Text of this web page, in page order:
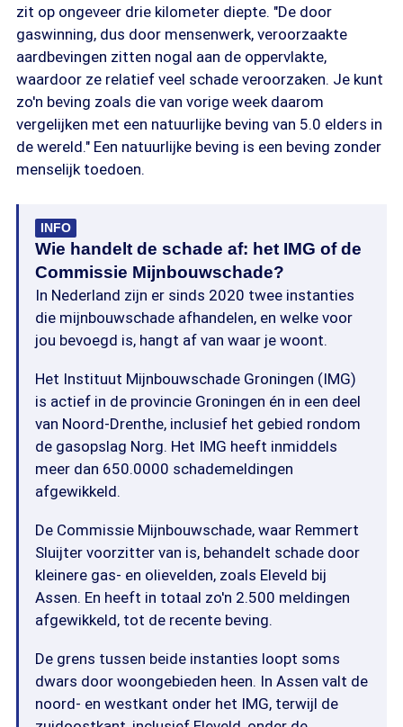
zit op ongeveer drie kilometer diepte. "De door
gaswinning, dus door mensenwerk, veroorzaakte
aardbevingen zitten nogal aan de oppervlakte,
waardoor ze relatief veel schade veroorzaken. Je kunt
zo'n beving zoals die van vorige week daarom
vergelijken met een natuurlijke beving van 5.0 elders in
de wereld." Een natuurlijke beving is een beving zonder
menselijk toedoen.
INFO
Wie handelt de schade af: het IMG of de
Commissie Mijnbouwschade?
In Nederland zijn er sinds 2020 twee instanties
die mijnbouwschade afhandelen, en welke voor
jou bevoegd is, hangt af van waar je woont.
Het Instituut Mijnbouwschade Groningen (IMG)
is actief in de provincie Groningen én in een deel
van Noord-Drenthe, inclusief het gebied rondom
de gasopslag Norg. Het IMG heeft inmiddels
meer dan 650.0000 schademeldingen
afgewikkeld.
De Commissie Mijnbouwschade, waar Remmert
Sluijter voorzitter van is, behandelt schade door
kleinere gas- en olievelden, zoals Eleveld bij
Assen. En heeft in totaal zo'n 2.500 meldingen
afgewikkeld, tot de recente beving.
De grens tussen beide instanties loopt soms
dwars door woongebieden heen. In Assen valt de
noord- en westkant onder het IMG, terwijl de